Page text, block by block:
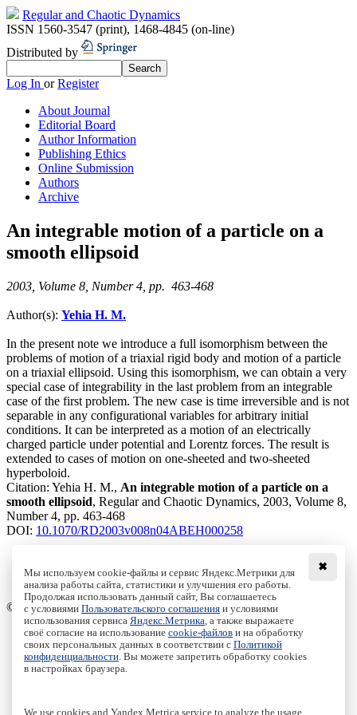
Regular and Chaotic Dynamics
ISSN 1560-3547 (print), 1468-4845 (on-line)
Distributed by
Log In orRegister
About Journal
Editorial Board
Author Information
Publishing Ethics
Online Submission
Authors
Archive
An integrable motion of a particle on a
smooth ellipsoid
2003, Volume 8, Number 4, pp. 463-468
Author(s): Yehia H. M.
In the present note we introduce a full isomorphism between the
problems of motion of a triaxial rigid body and motion of a particle
on a triaxial ellipsoid. Using this isomorphism, we can obtain a very
special case of integrability in the last problem from an integrable
case of the first problem. The new case is time irreversible and is not
separable in any configurational variables for arbitrary initial
conditions. It can be interpreted as a motion of an electrically
charged particle under potential and Lorentz forces. The result is
extended to cases of motion on one-sheeted and two-sheeted
hyperboloid.
Citation: Yehia H. M., An integrable motion of a particle on a
smooth ellipsoid, Regular and Chaotic Dynamics, 2003, Volume 8,
Number 4, pp. 463-468
DOI: 10.1070/RD2003v008n04ABEH000258
Download File
PDF, 184.78 Kb
© Institute of Computer Science Izhevsk, 2005 - 2026
About Journal
Editorial Board
Author Information
Publishing Ethics
Authors
✖
Мы используем cookie-файлы и сервис Яндекс.Метрики для
анализа работы сайта, статистики и улучшения его работы.
Продолжая использовать данный сайт, Вы соглашаетесь
с условиями Пользовательского соглашения и условиями
использования сервиса Яндекс.Метрика , а также выражаете
своё согласие на использование cookie-файлов и на обработку
своих персональных данных в соответствии с Политикой
конфиденциальности . Вы можете запретить обработку cookies
в настройках браузера.